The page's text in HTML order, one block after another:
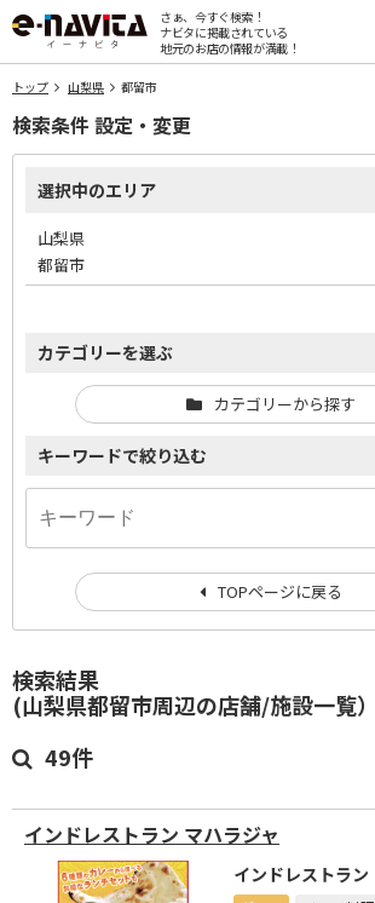
さぁ、今すぐ検索！
ナビタに掲載されている
地元のお店の情報が満載！
トップ 山梨県 都留市
検索結果
(山梨県都留市周辺の店舗/施設一覧）
49件
インドレストラン マハラジャ
インドレストラン
検索条件 設定・変更
選択中のエリア
山梨県
都留市
カテゴリーを選ぶ
カテゴリーから探す
キーワードで絞り込む
TOPページに戻る